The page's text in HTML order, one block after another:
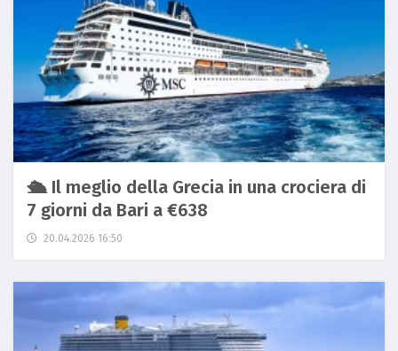
🛳️ Il meglio della Grecia in una crociera di
7 giorni da Bari a €638
20.04.2026 16:50